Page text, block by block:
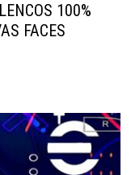
100%
FACES